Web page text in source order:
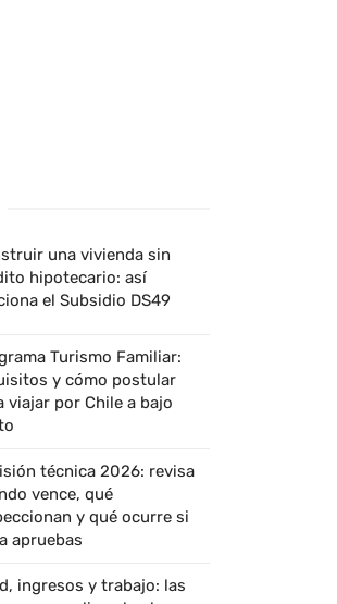
una vivienda sin
hipotecario: así
el Subsidio DS49
Turismo Familiar:
y cómo postular
viajar por Chile a bajo
técnica 2026: revisa
vence, qué
y qué ocurre si
apruebas
ingresos y trabajo: las